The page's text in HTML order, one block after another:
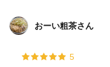
おーい粗茶さん
5